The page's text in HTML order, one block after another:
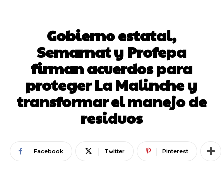
Gobierno estatal,
Semarnat y Profepa
firman acuerdos para
proteger La Malinche y
transformar el manejo de
residuos
Facebook Twitter Pinterest